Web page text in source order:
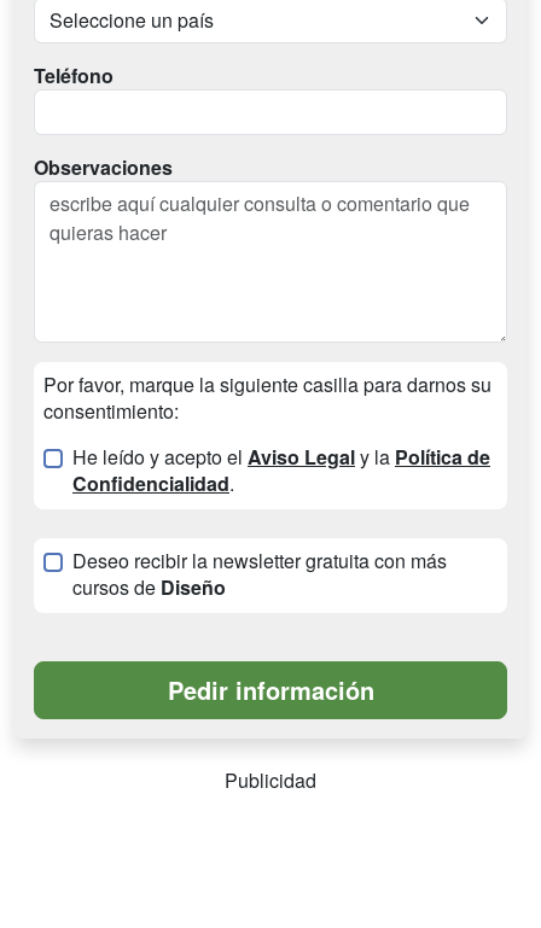
Teléfono
Observaciones
Por favor, marque la siguiente casilla para darnos su
consentimiento:
He leído y acepto el Aviso Legaly la Política de
Confidencialidad.
Deseo recibir la newsletter gratuita con más
cursos de Diseño
Publicidad